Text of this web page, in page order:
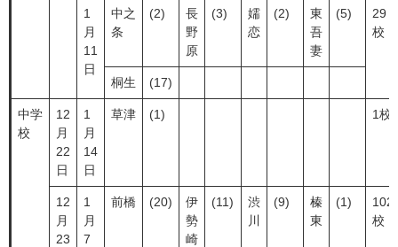
1
月
11
日
中之
条
(2)
長
野
原
(3)
嬬
恋
(2)
東
吾
妻
(5)
29
校
桐生 (17)
中学
校
12
月
22
日
1
月
14
日
草津 (1) 1校
12
月
23
1
月
7
前橋 (20)
伊
勢
崎
(11)
渋
川
(9)
榛
東
(1)
102
校